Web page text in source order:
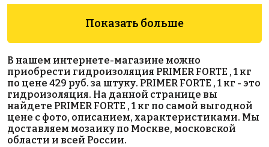
9705 руб.
гидроизоляция
Набухающий
резиновый
профиль 20х5
13300 руб.
гидроизоляция
COVERFLEX
(А+B)
2139 руб.
эпоксидная
затирка
EpoxyElite
Показать больше
В нашем интернете-магазине можно
приобрести гидроизоляция PRIMER FORTE , 1 кг
по цене 429 руб. за штуку. PRIMER FORTE , 1 кг - это
гидроизоляция. На данной странице вы
найдете PRIMER FORTE , 1 кг по самой выгодной
цене с фото, описанием, характеристиками. Мы
доставляем мозаику по Москве, московской
области и всей России.